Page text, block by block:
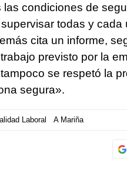
condiciones de
todas y
cita un informe,
previsto por la
se respetó la
segura».
Laboral A Mariña